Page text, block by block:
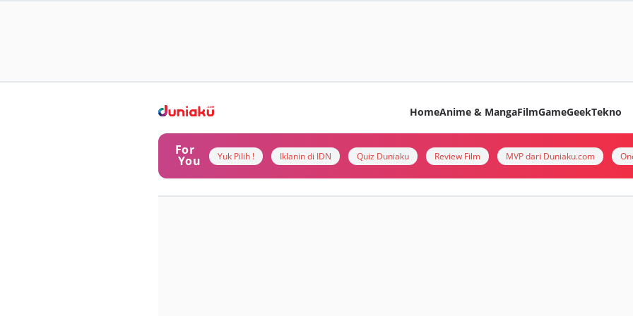
HomeAnime & MangaFilmGameGeekTekno
For
You Yuk Pilih ! Iklanin di IDN Quiz Duniaku Review Film MVP dari Duniaku.com